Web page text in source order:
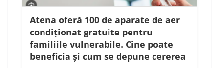
Atena oferă 100 de aparate de aer
condiționat gratuite pentru
familiile vulnerabile. Cine poate
beneficia și cum se depune cererea